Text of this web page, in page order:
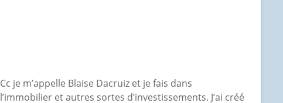
Cc je m’appelle Blaise Dacruiz et je fais dans
l’immobilier et autres sortes d’investissements. J’ai créé